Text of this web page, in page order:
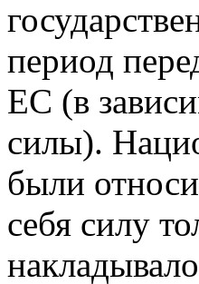
период
ЕС (в
силы).
были
себя силу